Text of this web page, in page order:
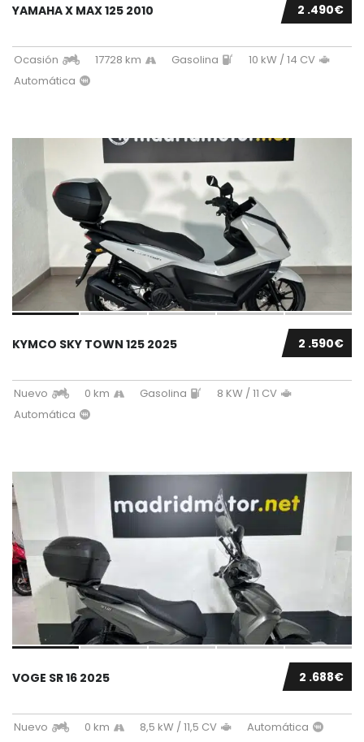
2 .490€
YAMAHA X MAX 125 2010
Ocasión 17728 km Gasolina
10 kW / 14 CV
Automática
2 .590€
KYMCO SKY TOWN 125 2025
Nuevo 0 km Gasolina
8 KW / 11 CV
Automática
2 .688€
VOGE SR 16 2025
Nuevo 0 km 8,5 kW / 11,5 CV Automática